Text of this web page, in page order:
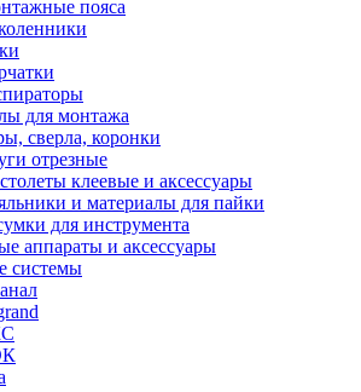
пояса
для монтажа
сверла, коронки
отрезные
клеевые и аксессуары
и материалы для пайки
для инструмента
аппараты и аксессуары
системы